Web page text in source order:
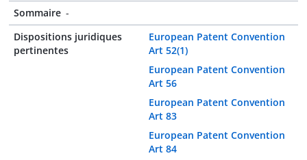
Sommaire -
Dispositions juridiques
pertinentes
European Patent Convention
Art 52(1)
European Patent Convention
Art 56
European Patent Convention
Art 83
European Patent Convention
Art 84